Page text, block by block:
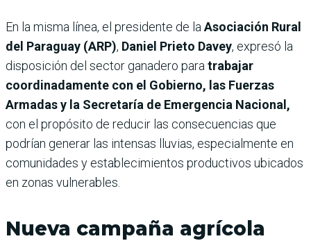
En la misma línea, el presidente de la Asociación Rural
del Paraguay (ARP), Daniel Prieto Davey, expresó la
disposición del sector ganadero para trabajar
coordinadamente con el Gobierno, las Fuerzas
Armadas y la Secretaría de Emergencia Nacional,
con el propósito de reducir las consecuencias que
podrían generar las intensas lluvias, especialmente en
comunidades y establecimientos productivos ubicados
en zonas vulnerables.
Nueva campaña agrícola